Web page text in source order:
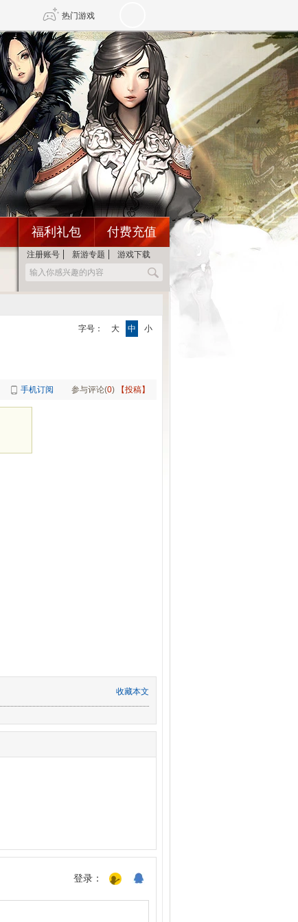
热门游戏
DNF 传奇4
剑网3旗舰版 新天龙八部
诛仙世界 新仙侠5
福利礼包 付费充值
注册账号 新游专题 游戏下载
字号： 大 中 小
手机订阅 参与评论(0) 【投稿】
收藏本文
登录：